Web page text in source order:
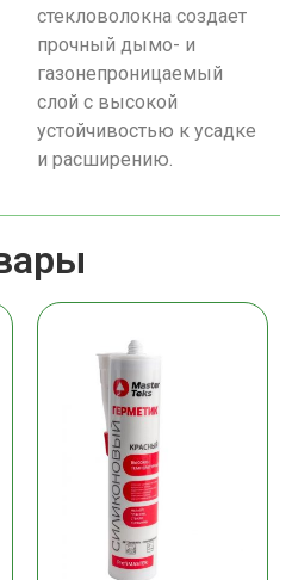
стекловолокна создает
прочный дымо- и
газонепроницаемый
слой с высокой
устойчивостью к усадке
и расширению.